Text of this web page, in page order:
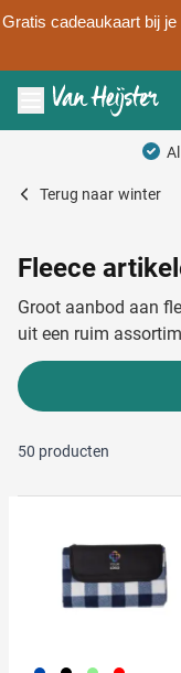
Gratis cadeaukaart bij je
Ga naar de inhoud
Menu openen
Terug naar winter
Fleece
Groot aanbod aan
uit een ruim
50 producten